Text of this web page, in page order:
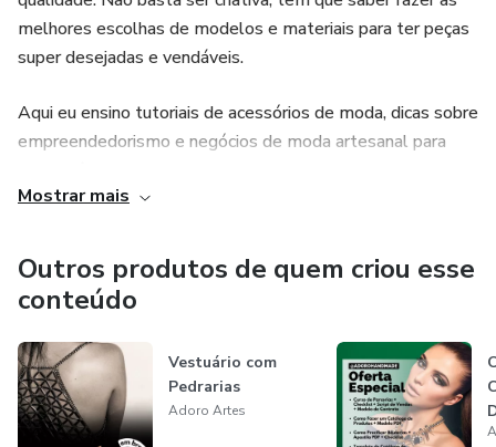
melhores escolhas de modelos e materiais para ter peças
super desejadas e vendáveis.
Aqui eu ensino tutoriais de acessórios de moda, dicas sobre
empreendedorismo e negócios de moda artesanal para
Mostrar mais
Outros produtos de quem criou esse
conteúdo
Vestuário com
Pedrarias
Adoro Artes